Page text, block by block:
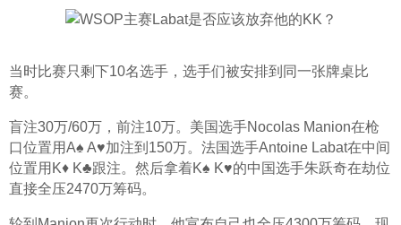
当时比赛只剩下10名选手，选手们被安排到同一张牌桌比
赛。
盲注30万/60万，前注10万。美国选手Nocolas Manion在枪
口位置用A♠ A♥加注到150万。法国选手Antoine Labat在中间
位置用K♦ K♣跟注。然后拿着K♠ K♥的中国选手朱跃奇在劫位
直接全压2470万筹码。